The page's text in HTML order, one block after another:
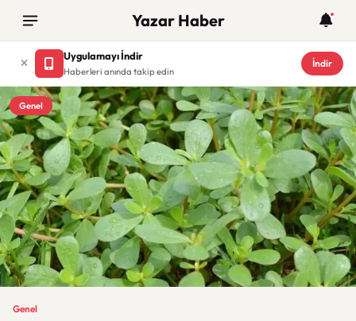
Yazar Haber
Uygulamayı İndir
Haberleri anında takip edin
İndir
Genel
Genel